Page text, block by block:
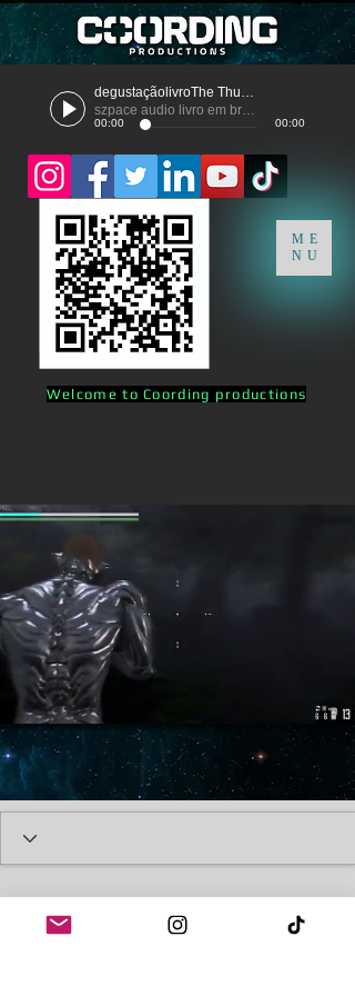
degustaçãolivroThe Thunder
szpace audio livro em breve
00:00 00:00
ME
NU
Welcome to Coording productions